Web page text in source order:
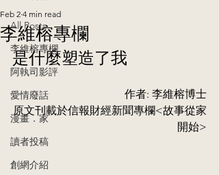
All Posts
李維榕專欄
阿執司影評
愛情廢話
漫畫．家
讀者投稿
創網介紹
李維榕專欄
Feb 2 4 min read
是什麼塑造了我
作者: 李維榕博士
原⽂刊載於信報財經新聞專欄<故事從家
開始>